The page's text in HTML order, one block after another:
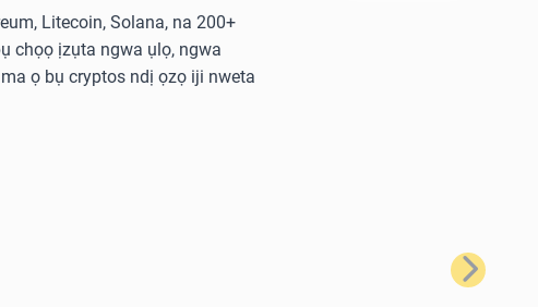
Litecoin, Solana, na 200+
chọọ ịzụta ngwa ụlọ, ngwa
ọ bụ cryptos ndị ọzọ iji nweta
Nke na-